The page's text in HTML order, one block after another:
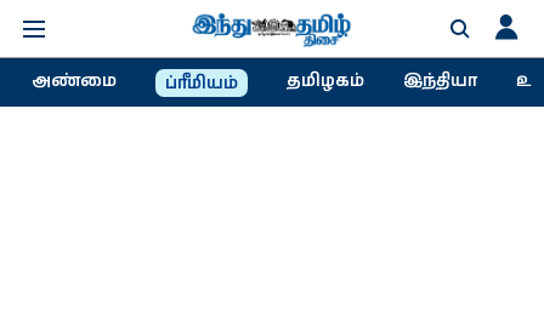
அண்மை ப்ரீமியம் தமிழகம் இந்தியா